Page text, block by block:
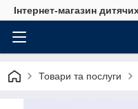
Інтернет-магазин
Товари та послуги